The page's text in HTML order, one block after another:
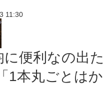
11:30
に便利なの出た
1本丸ごとはか